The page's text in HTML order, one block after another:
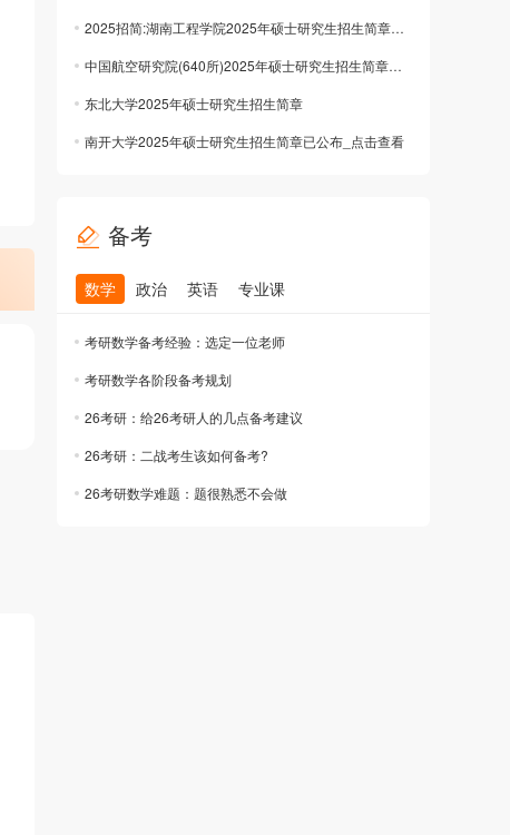
2025招简:湖南工程学院2025年硕士研究生招生简章已公布
中国航空研究院(640所)2025年硕士研究生招生简章公布已公布
东北大学2025年硕士研究生招生简章
南开大学2025年硕士研究生招生简章已公布_点击查看
备考
数学 政治 英语 专业课
考研数学备考经验：选定一位老师
考研数学各阶段备考规划
26考研：给26考研人的几点备考建议
26考研：二战考生该如何备考?
26考研数学难题：题很熟悉不会做